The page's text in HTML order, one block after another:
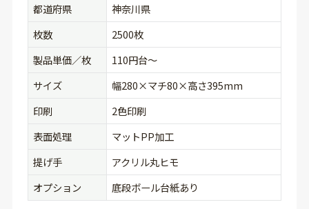
都道府県
神奈川県
枚数
2500枚
製品単価／枚
110円台〜
サイズ
幅280×マチ80×高さ395mm
印刷
2色印刷
表面処理
マットPP加工
提げ手
アクリル丸ヒモ
オプション
底段ボール台紙あり